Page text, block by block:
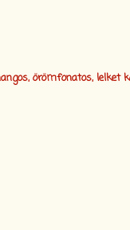
örömfonatos, lelket